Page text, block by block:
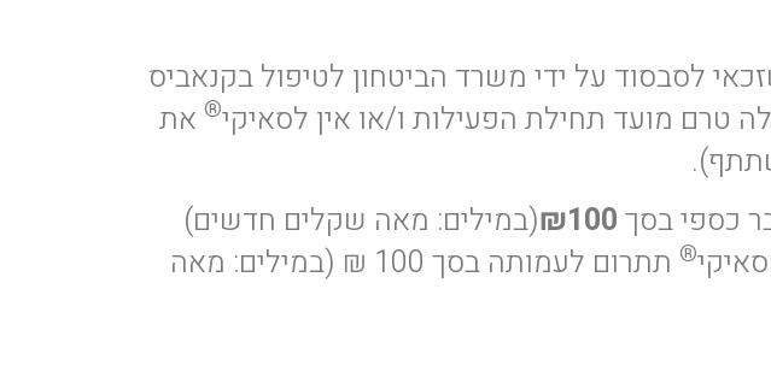
או אזרח ישראל בגיל 18 ומעלה שזכאי לסבסוד על ידי משרד הביטחון לטיפול בקנאביס
טרם מועד תחילת הפעילות ו/או אין לסאיקי® את
כספי בסך₪100(במילים: מאה שקלים חדשים)
®
תתרום לעמותה בסך 100 ₪ (במילים: מאה